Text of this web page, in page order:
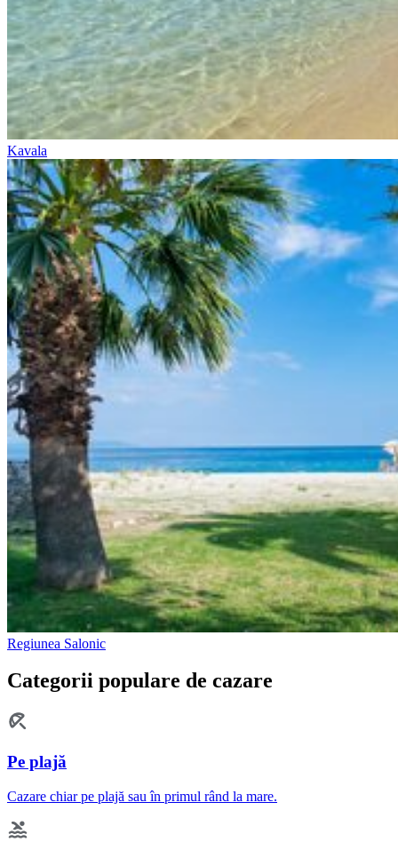
Kavala
Regiunea Salonic
Categorii populare de cazare
Pe plajă
Cazare chiar pe plajă sau în primul rând la mare.